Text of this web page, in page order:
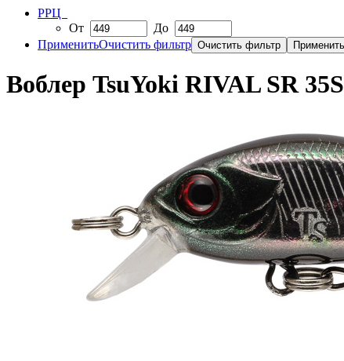
РРЦ
От
До
ПрименитьОчистить фильтр
Воблер TsuYoki RIVAL SR 35S